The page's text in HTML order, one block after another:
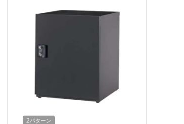
2パターン